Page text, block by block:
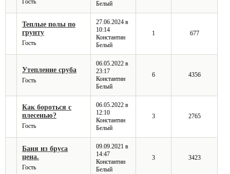
Белый
Теплые полы по
грунту
Гость
27.06.2024 в
10:14
Константин
Белый
1 677
Утепление сруба
Гость
06.05.2022 в
23:17
Константин
Белый
6 4356
Как бороться с
плесенью?
Гость
06.05.2022 в
12:10
Константин
Белый
3 2765
Баня из бруса
цена.
Гость
09.09.2021 в
14:47
Константин
Белый
3 3423